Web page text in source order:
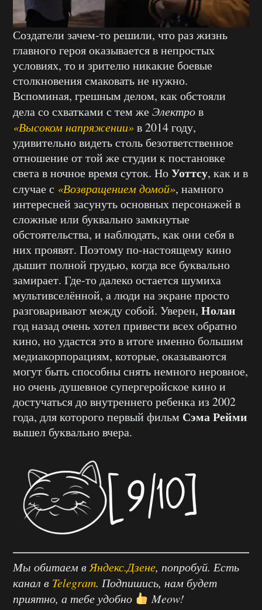
Создатели зачем-то решили, что раз жизнь
главного героя оказывается в непростых
условиях, то и зрителю никакие боевые
столкновения смаковать не нужно.
Вспоминая, грешным делом, как обстояли
дела со схватками с тем жеЭлектров
«Высоком напряжении»в 2014 году,
удивительно видеть столь безответственное
отношение от той же студии к постановке
света в ночное время суток. НоУоттсу, как и в
случае с «Возвращением домой», намного
интересней засунуть основных персонажей в
сложные или буквально замкнутые
обстоятельства, и наблюдать, как они себя в
них проявят. Поэтому по-настоящему кино
дышит полной грудью, когда все буквально
замирает. Где-то далеко остается шумиха
мультивселённой, а люди на экране просто
разговаривают между собой. Уверен, Нолан
год назад очень хотел привести всех обратно
кино, но удастся это в итоге именно большим
медиакорпорациям, которые, оказываются
могут быть способны снять немного неровное,
но очень душевное супергеройское кино и
достучаться до внутреннего ребенка из 2002
года, для которого первый фильм Сэма Рейми
вышел буквально вчера.
Мы обитаем в Яндекс.Дзене, попробуй. Есть
канал в Telegram. Подпишись, нам будет
приятно, а тебе удобно
Meow!